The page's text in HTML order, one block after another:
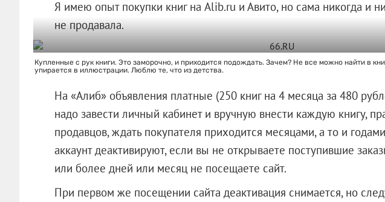
Я имею опыт покупки книг на Alib.ru и Авито, но сама никогда и
не продавала.
Купленные с рук книги. Это заморочно, и приходится подождать. Зачем? Не все можно найти в
упирается в иллюстрации. Люблю те, что из детства.
На «Алиб» объявления платные (250 книг на 4 месяца за 480
надо завести личный кабинет и вручную внести каждую книгу,
продавцов, ждать покупателя приходится месяцами, а то и
аккаунт деактивируют, если вы не открываете поступившие
или более дней или месяц не посещаете сайт.
При первом же посещении сайта деактивация снимается, но